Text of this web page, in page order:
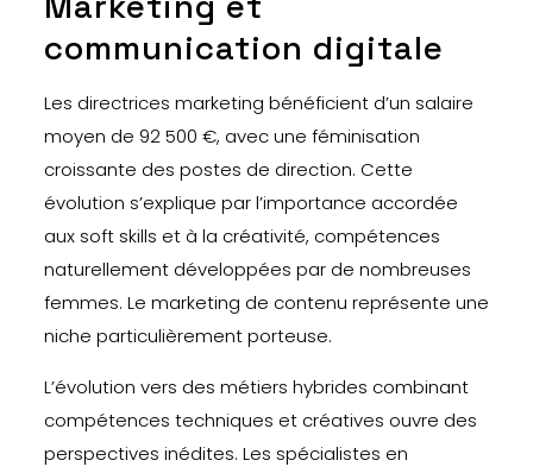
communication digitale
Les directrices marketing bénéficient d’un salaire
moyen de 92 500 €, avec une féminisation
croissante des postes de direction. Cette
évolution s’explique par l’importance accordée
aux soft skills et à la créativité, compétences
naturellement développées par de nombreuses
femmes. Le marketing de contenu représente une
niche particulièrement porteuse.
L’évolution vers des métiers hybrides combinant
compétences techniques et créatives ouvre des
perspectives inédites. Les spécialistes en